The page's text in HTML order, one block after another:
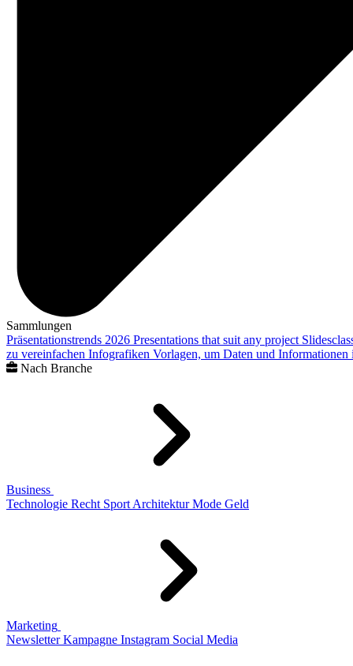
Sammlungen
Präsentationstrends 2026 Presentations that suit any project
zu vereinfachen Infografiken Vorlagen, um Daten und
Nach Branche
Business
Technologie Recht Sport Architektur Mode Geld
Marketing
Newsletter Kampagne Instagram Social Media